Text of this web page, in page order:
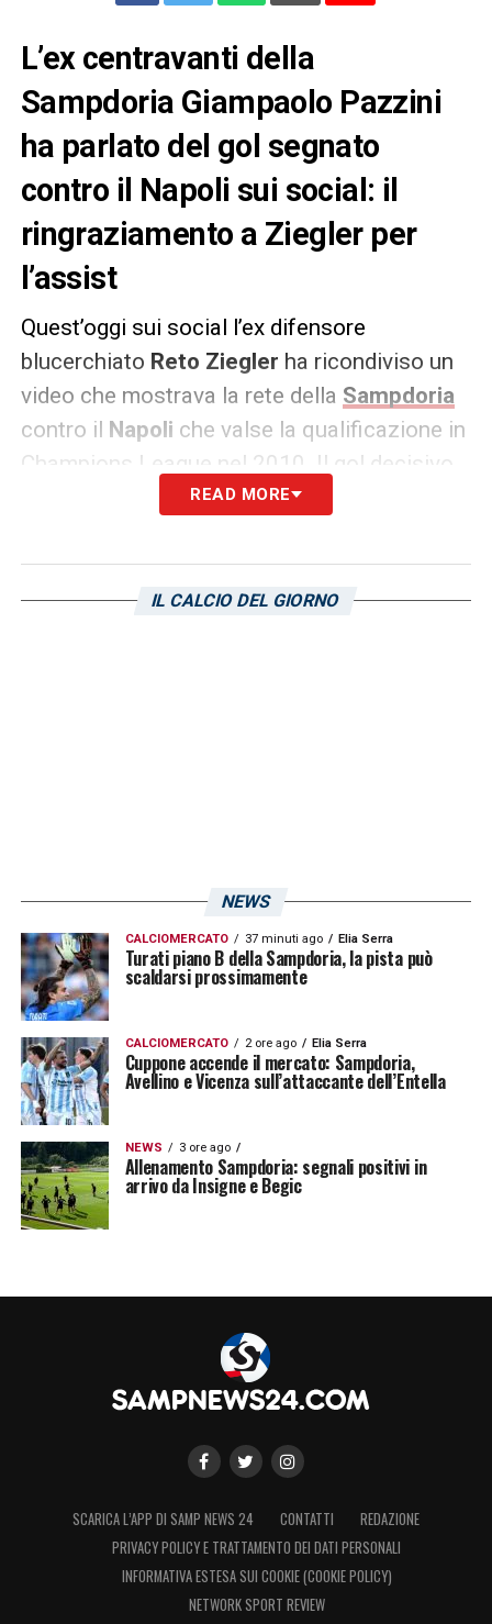
L’ex centravanti della
Sampdoria Giampaolo Pazzini
ha parlato del gol segnato
contro il Napoli sui social: il
ringraziamento a Ziegler per
l’assist
Quest’oggi sui social l’ex difensore
blucerchiato Reto Ziegler ha ricondiviso un
video che mostrava la rete della Sampdoria
contro il Napoli che valse la qualificazione in
Champions League nel 2010. Il gol decisivo
nasceva infatti dai piedi dello svizzero che,
vero e proprio cioccolatino sulla testa del
numero 10 che ha insaccato il pallone alle
LA PLAYLIST DELLE NOSTRE TOP NEWS
READ MORE
IL CALCIO DEL GIORNO
NEWS
CALCIOMERCATO 37 minuti ago Elia Serra
Turati piano B della Sampdoria, la pista può
scaldarsi prossimamente
CALCIOMERCATO 2 ore ago Elia Serra
Cuppone accende il mercato: Sampdoria,
Avellino e Vicenza sull’attaccante dell’Entella
NEWS 3 ore ago
Allenamento Sampdoria: segnali positivi in
arrivo da Insigne e Begic
SCARICA L’APP DI SAMP NEWS 24 CONTATTI
REDAZIONE
PRIVACY POLICY E TRATTAMENTO DEI DATI PERSONALI
INFORMATIVA ESTESA SUI COOKIE (COOKIE POLICY)
NETWORK SPORT REVIEW